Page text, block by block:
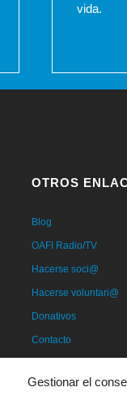
Gestionar el
vida.
OTROS
Blog
OAFI Radio/TV
Hacerse soci@
Hacerse voluntari@
Donativos
Contacto